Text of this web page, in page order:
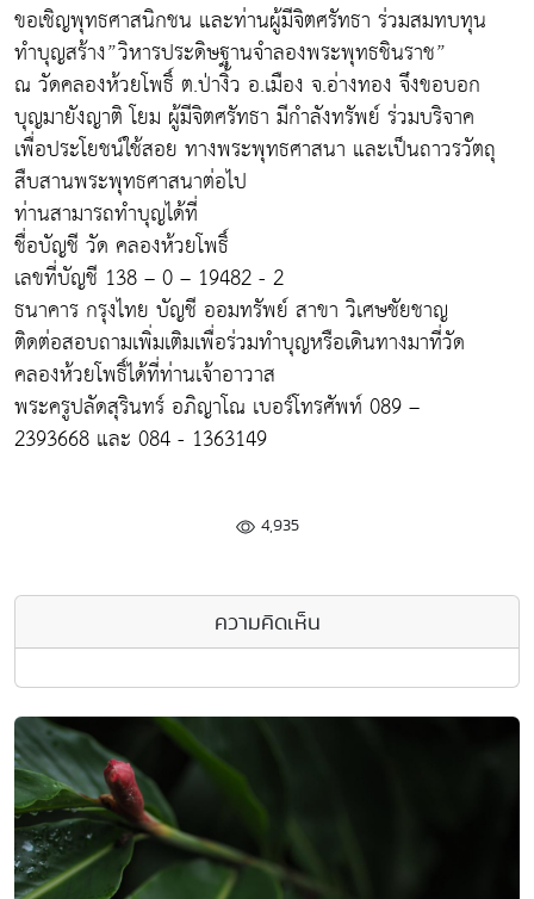
ขอเชิญพุทธศาสนิกชน และท่านผู้มีจิตศรัทธา ร่วมสมทบทุน
ทำบุญสร้าง”วิหารประดิษฐานจำลองพระพุทธชินราช”
ณ วัดคลองห้วยโพธิ์ ต.ป่างิ้ว อ.เมือง จ.อ่างทอง จึงขอบอก
บุญมายังญาติ โยม ผู้มีจิตศรัทธา มีกำลังทรัพย์ ร่วมบริจาค
เพื่อประโยชน์ใช้สอย ทางพระพุทธศาสนา และเป็นถาวรวัตถุ
สืบสานพระพุทธศาสนาต่อไป
ท่านสามารถทำบุญได้ที่
ชื่อบัญชี วัด คลองห้วยโพธิ์
เลขที่บัญชี 138 – 0 – 19482 - 2
ธนาคาร กรุงไทย บัญชี ออมทรัพย์ สาขา วิเศษชัยชาญ
ติดต่อสอบถามเพิ่มเติมเพื่อร่วมทำบุญหรือเดินทางมาที่วัด
คลองห้วยโพธิ์ได้ที่ท่านเจ้าอาวาส
พระครูปลัดสุรินทร์ อภิญาโณ เบอร์โทรศัพท์ 089 –
2393668 และ 084 - 1363149
4,935
ความคิดเห็น